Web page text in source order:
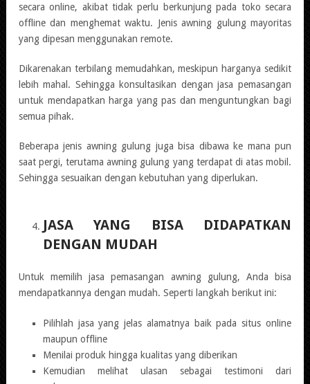
secara online, akibat tidak perlu berkunjung pada toko secara
offline dan menghemat waktu. Jenis awning gulung mayoritas
yang dipesan menggunakan remote.
Dikarenakan terbilang memudahkan, meskipun harganya sedikit
lebih mahal. Sehingga konsultasikan dengan jasa pemasangan
untuk mendapatkan harga yang pas dan menguntungkan bagi
semua pihak.
Beberapa jenis awning gulung juga bisa dibawa ke mana pun
saat pergi, terutama awning gulung yang terdapat di atas mobil.
Sehingga sesuaikan dengan kebutuhan yang diperlukan.
JASA YANG BISA DIDAPATKAN
DENGAN MUDAH
Untuk memilih jasa pemasangan awning gulung, Anda bisa
mendapatkannya dengan mudah. Seperti langkah berikut ini:
Pilihlah jasa yang jelas alamatnya baik pada situs online
maupun offline
Menilai produk hingga kualitas yang diberikan
Kemudian melihat ulasan sebagai testimoni dari